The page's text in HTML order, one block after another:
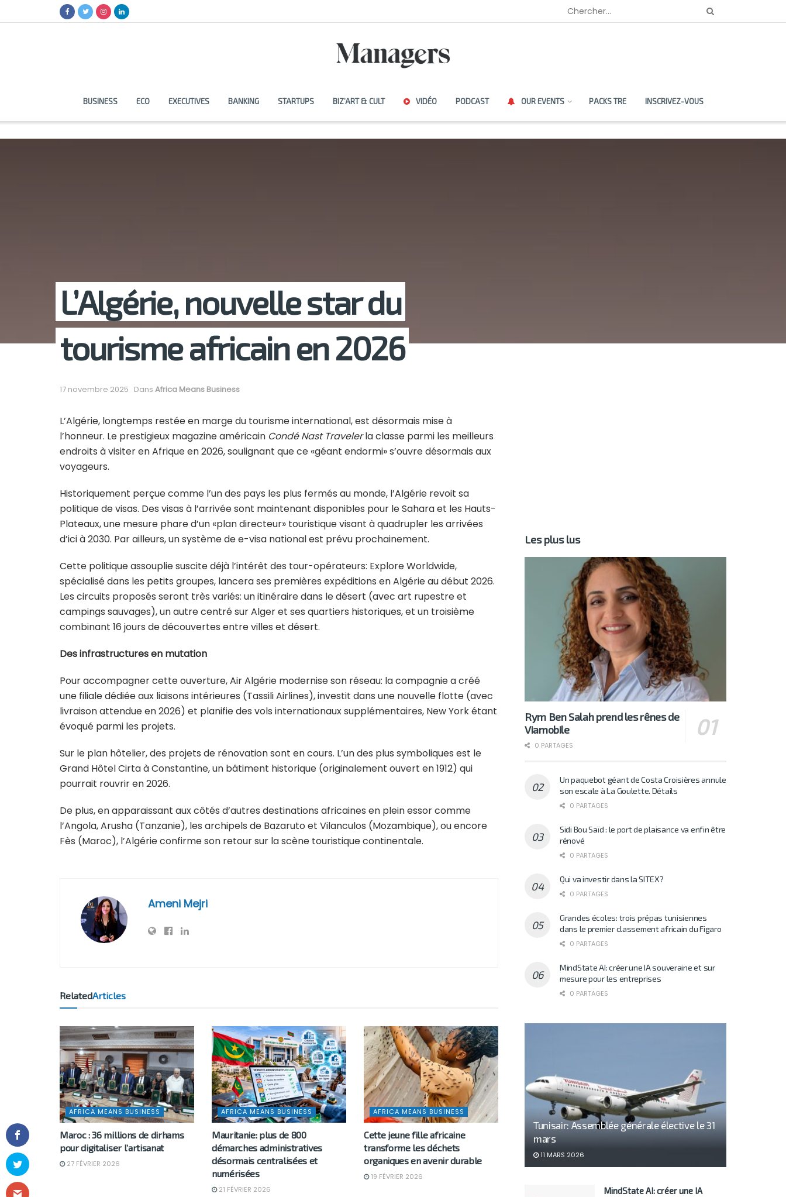
BUSINESS ECO EXECUTIVES BANKING STARTUPS BIZ’ART & CULT VIDÉO PODCAST OUR EVENTS PACKS TRE INSCRIVEZ-VOUS
L’Algérie, nouvelle star du
tourisme africain en 2026
17 novembre 2025 Dans Africa Means Business
L’Algérie, longtemps restée en marge du tourisme international, est désormais mise à
l’honneur. Le prestigieux magazine américain Condé Nast Travelerla classe parmi les meilleurs
endroits à visiter en Afrique en 2026, soulignant que ce «géant endormi» s’ouvre désormais aux
voyageurs.
Historiquement perçue comme l’un des pays les plus fermés au monde, l’Algérie revoit sa
politique de visas. Des visas à l’arrivée sont maintenant disponibles pour le Sahara et les Hauts-
Plateaux, une mesure phare d’un «plan directeur» touristique visant à quadrupler les arrivées
d’ici à 2030. Par ailleurs, un système de e-visa national est prévu prochainement.
Cette politique assouplie suscite déjà l’intérêt des tour-opérateurs: Explore Worldwide,
spécialisé dans les petits groupes, lancera ses premières expéditions en Algérie au début 2026.
Les circuits proposés seront très variés: un itinéraire dans le désert (avec art rupestre et
campings sauvages), un autre centré sur Alger et ses quartiers historiques, et un troisième
combinant 16 jours de découvertes entre villes et désert.
Des infrastructures en mutation
Pour accompagner cette ouverture, Air Algérie modernise son réseau: la compagnie a créé
une filiale dédiée aux liaisons intérieures (Tassili Airlines), investit dans une nouvelle flotte (avec
livraison attendue en 2026) et planifie des vols internationaux supplémentaires, New York étant
évoqué parmi les projets.
Sur le plan hôtelier, des projets de rénovation sont en cours. L’un des plus symboliques est le
Grand Hôtel Cirta à Constantine, un bâtiment historique (originalement ouvert en 1912) qui
pourrait rouvrir en 2026.
De plus, en apparaissant aux côtés d’autres destinations africaines en plein essor comme
l’Angola, Arusha (Tanzanie), les archipels de Bazaruto et Vilanculos (Mozambique), ou encore
Fès (Maroc), l’Algérie confirme son retour sur la scène touristique continentale.
Ameni Mejri
RelatedArticles
AFRICA MEANS BUSINESS
Maroc : 36 millions de dirhams
pour digitaliser l’artisanat
27 FÉVRIER 2026
AFRICA MEANS BUSINESS
Mauritanie: plus de 800
démarches administratives
désormais centralisées et
numérisées
21 FÉVRIER 2026
AFRICA MEANS BUSINESS
Cette jeune fille africaine
transforme les déchets
organiques en avenir durable
19 FÉVRIER 2026
Les plus lus
Rym Ben Salah prend les rênes de
Viamobile
0 PARTAGES
Un paquebot géant de Costa Croisières annule
son escale à La Goulette. Détails
0 PARTAGES
Sidi Bou Saïd : le port de plaisance va enfin être
rénové
0 PARTAGES
Qui va investir dans la SITEX?
0 PARTAGES
Grandes écoles: trois prépas tunisiennes
dans le premier classement africain du Figaro
0 PARTAGES
MindState AI: créer une IA souveraine et sur
mesure pour les entreprises
0 PARTAGES
Tunisair: Assemblée générale élective le 31
mars
11 MARS 2026
MindState AI: créer une IA